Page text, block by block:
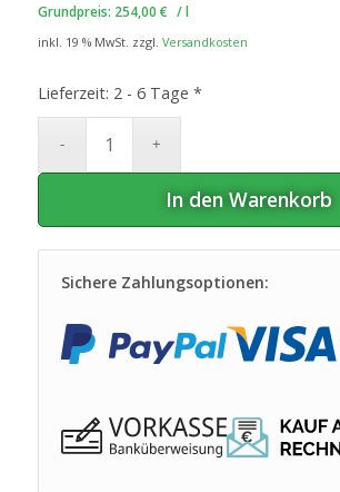
Grundpreis: 254,00 € /l
inkl. 19 % MwSt. zzgl. Versandkosten
Lieferzeit: 2 - 6 Tage *
In den Warenkorb
Sichere Zahlungsoptionen: